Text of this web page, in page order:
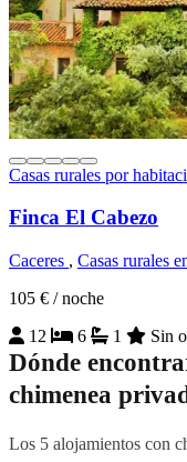
Casas rurales por
Finca El Cabezo
Caceres , Casas rurales
105 € / noche
12
6 1 Sin
Dónde
chimenea
Los 5 alojamientos con